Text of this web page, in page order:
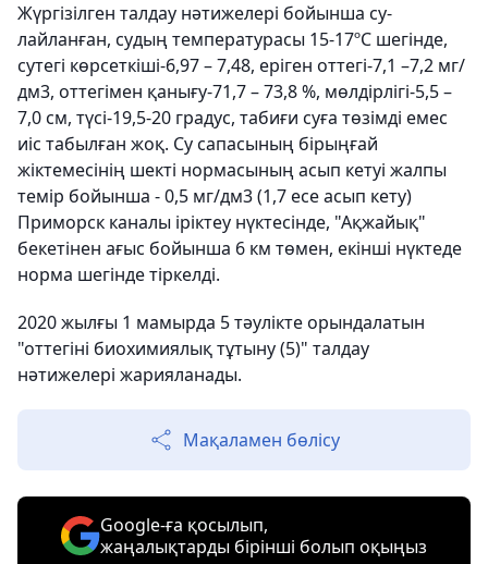
Жүргізілген талдау нәтижелері бойынша су-
лайланған, судың температурасы 15-17ºС шегінде,
сутегі көрсеткіші-6,97 – 7,48, еріген оттегі-7,1 –7,2 мг/
дм3, оттегімен қанығу-71,7 – 73,8 %, мөлдірлігі-5,5 –
7,0 см, түсі-19,5-20 градус, табиғи суға төзімді емес
иіс табылған жоқ. Су сапасының бірыңғай
жіктемесінің шекті нормасының асып кетуі жалпы
темір бойынша - 0,5 мг/дм3 (1,7 есе асып кету)
Приморск каналы іріктеу нүктесінде, "Ақжайық"
бекетінен ағыс бойынша 6 км төмен, екінші нүктеде
норма шегінде тіркелді.
2020 жылғы 1 мамырда 5 тәулікте орындалатын
"оттегіні биохимиялық тұтыну (5)" талдау
нәтижелері жарияланады.
Мақаламен бөлісу
Google-ға қосылып,
жаңалықтарды бірінші болып оқыңыз